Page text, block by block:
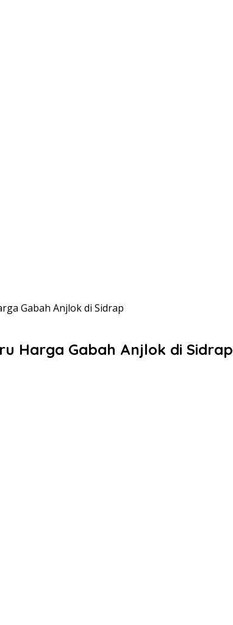
Gabah Anjlok di Sidrap
Harga Gabah Anjlok di Sidrap